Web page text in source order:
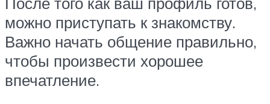
можно приступать к знакомству.
Важно начать общение правильно,
чтобы произвести хорошее
впечатление.